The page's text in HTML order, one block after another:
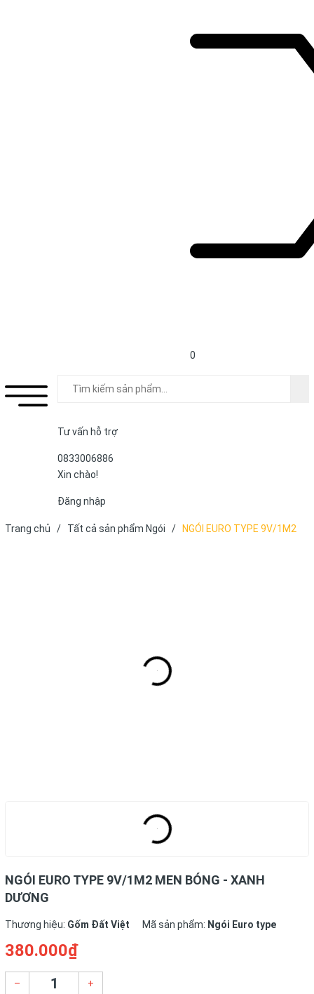
Tư vấn hỗ trợ
​0833006886
Xin chào!
Đăng nhập
0
Trang chủ / Tất cả sản phẩm Ngói /
NGÓI EURO TYPE 9V/1M2
NGÓI EURO TYPE 9V/1M2 MEN BÓNG - XANH
DƯƠNG
Thương hiệu: Gốm Đất Việt Mã sản phẩm: Ngói Euro type
380.000₫
– +